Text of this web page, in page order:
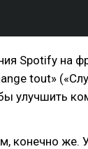
Spotify на
tout»
улучшить
конечно же.